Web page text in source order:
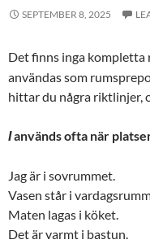
SEPTEMBER 8, 2025
Det finns inga kompletta
användas som
hittar du några riktlinjer,
Ianvänds ofta när
Jag är i sovrummet.
Vasen står i
Maten lagas i köket.
Det är varmt i bastun.